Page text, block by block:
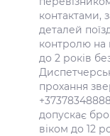
контактами,
деталей
контролю на
до 2 років
прохання
допускає
віком до 12